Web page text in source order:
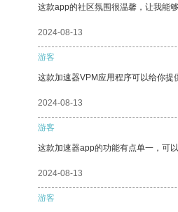
这款app的社区氛围很温馨，让我能
2024-08-13
游客
这款加速器VPM应用程序可以给你提
2024-08-13
游客
这款加速器app的功能有点单一，可
2024-08-13
游客